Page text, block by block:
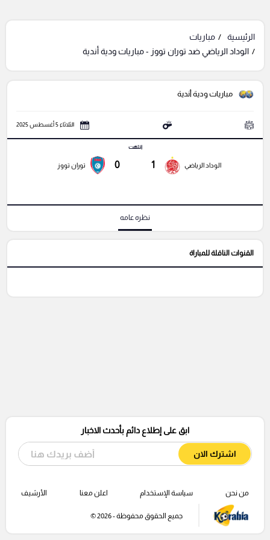
الرئيسية
مباريات
الوداد الرياضي ضد توران تووز - مباريات ودية أندية
مباريات ودية أندية
الثلاثاء 5 أغسطس 2025
الوداد الرياضي 1
انتهت
0 توران تووز
نظره عامه
القنوات الناقلة للمباراة
ابق على إطلاع دائم بأحدث الاخبار
اشترك الان
من نحن سياسة الإستخدام اعلن معنا الأرشيف
جميع الحقوق محفوظة - 2026 ©